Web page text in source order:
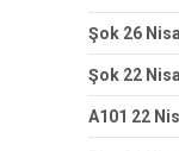
Şok 26
Şok 22
A101 22